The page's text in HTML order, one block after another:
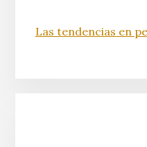
Las tendencias en